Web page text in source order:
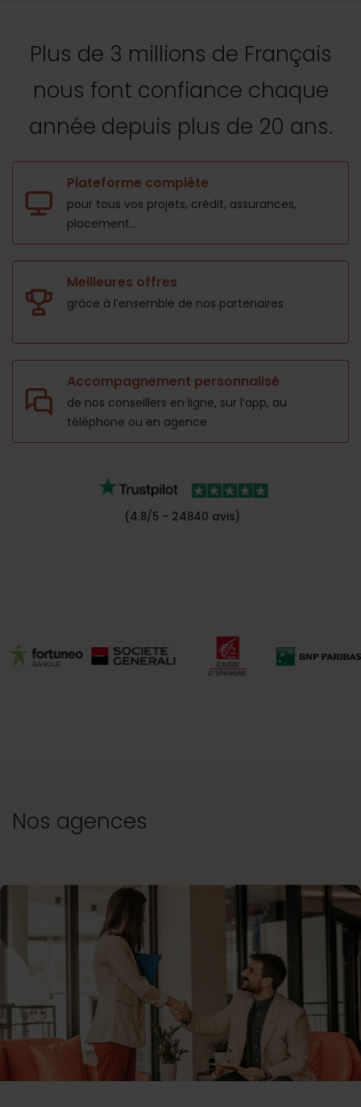
Plus de 3 millions de Français
nous font confiance chaque
année depuis plus de 20 ans.
Plateforme complète
pour tous vos projets, crédit, assurances,
placement...
Meilleures offres
grâce à l’ensemble de nos partenaires
Accompagnement personnalisé
de nos conseillers en ligne, sur l’app, au
téléphone ou en agence
(4.8/5 - 24840 avis)
Nos agences